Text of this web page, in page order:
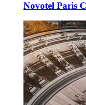
Novotel Paris